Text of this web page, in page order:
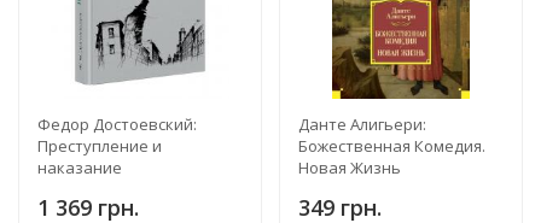
Федор Достоевский:
Преступление и
наказание
1 369 грн.
Данте Алигьери:
Божественная Комедия.
Новая Жизнь
349 грн.